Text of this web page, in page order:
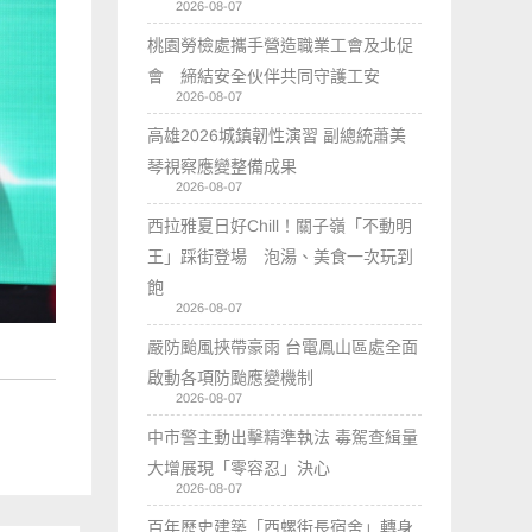
2026-08-07
桃園勞檢處攜手營造職業工會及北促
會 締結安全伙伴共同守護工安
2026-08-07
高雄2026城鎮韌性演習 副總統蕭美
琴視察應變整備成果
2026-08-07
西拉雅夏日好Chill！關子嶺「不動明
王」踩街登場 泡湯、美食一次玩到
飽
2026-08-07
嚴防颱風挾帶豪雨 台電鳳山區處全面
啟動各項防颱應變機制
2026-08-07
中市警主動出擊精準執法 毒駕查緝量
大增展現「零容忍」決心
2026-08-07
百年歷史建築「西螺街長宿舍」轉身